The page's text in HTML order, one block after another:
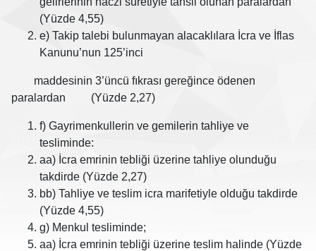
(Yüzde 4,55)
e) Takip talebi bulunmayan alacaklılara İcra ve İflas
Kanunu’nun 125’inci
maddesinin 3’üncü fıkrası gereğince ödenen
paralardan (Yüzde 2,27)
f) Gayrimenkullerin ve gemilerin tahliye ve
tesliminde:
aa) İcra emrinin tebliği üzerine tahliye olunduğu
takdirde (Yüzde 2,27)
bb) Tahliye ve teslim icra marifetiyle olduğu takdirde
(Yüzde 4,55)
g) Menkul tesliminde;
aa) İcra emrinin tebliği üzerine teslim halinde (Yüzde